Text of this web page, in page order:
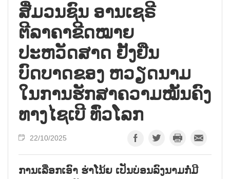
ສື່ມວນຊົນ ອານເຊຣີ
ຕີລາຄາຂີດໝາຍ
ປະຫວັດສາດ ຢັ້ງຢືນ
ບົດບາດຂອງ ຫວຽດນາມ
ໃນການຮັກສາຄວາມໝັ້ນຄົງ
ທາງໄຊເບີ ທົ່ວໂລກ
22/10/2025
ການເລືອກເອົາ ຮ່າໂນ້ຍ ເປັນບ່ອນລົງນາມກໍ່ມີ